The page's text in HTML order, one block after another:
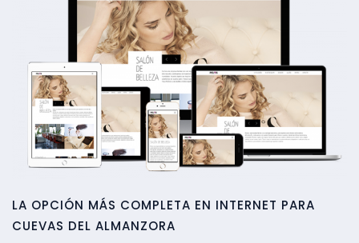
LA OPCIÓN MÁS COMPLETA EN INTERNET PARA
CUEVAS DEL ALMANZORA